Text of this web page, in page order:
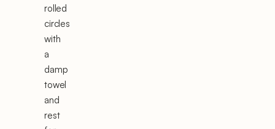
rolled
circles
with
a
damp
towel
and
rest